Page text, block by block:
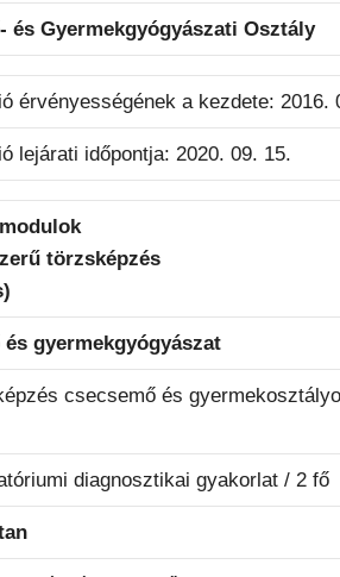
és Gyermekgyógyászati Osztály
érvényességének a kezdete: 2016.
lejárati időpontja: 2020. 09. 15.
törzsképzés
és gyermekgyógyászat
csecsemő és
diagnosztikai gyakorlat / 2 fő